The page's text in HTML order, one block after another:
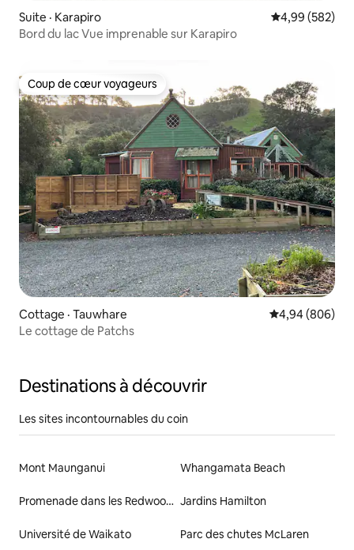
Suite · Karapiro Note
4,99 (582)
Bord du lac Vue imprenable sur Karapiro
Coup de cœur voyageurs
Coup de cœur voyageurs
Cottage · Tauwhare Note
4,94 (806)
Le cottage de Patchs
Destinations à découvrir
Les sites incontournables du coin
Mont Maunganui Whangamata Beach
Promenade dans les Redwoods Jardins Hamilton
Université de Waikato Parc des chutes McLaren